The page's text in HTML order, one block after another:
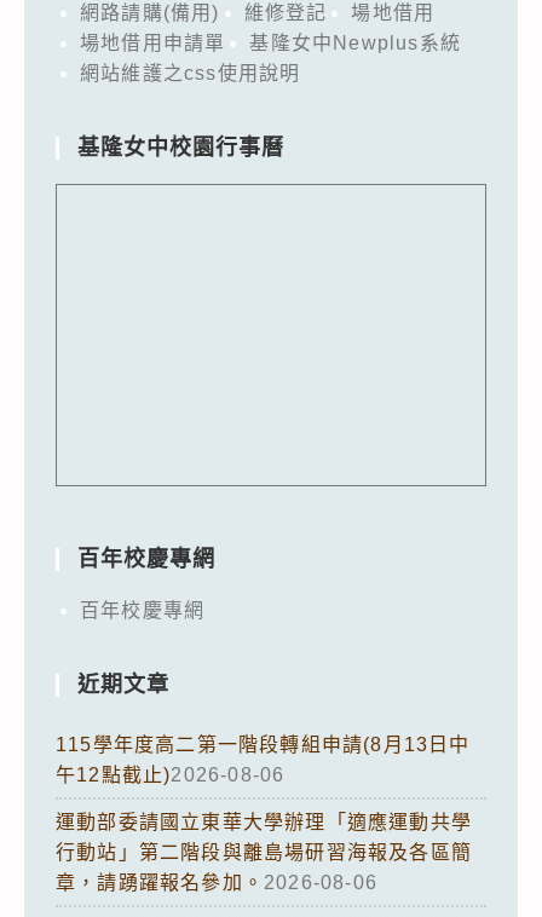
網路請購(備用)
維修登記
場地借用
場地借用申請單
基隆女中Newplus系統
網站維護之css使用說明
基隆女中校園行事曆
百年校慶專網
百年校慶專網
近期文章
115學年度高二第一階段轉組申請(8月13日中
午12點截止)2026-08-06
運動部委請國立東華大學辦理「適應運動共學
行動站」第二階段與離島場研習海報及各區簡
章，請踴躍報名參加。 2026-08-06